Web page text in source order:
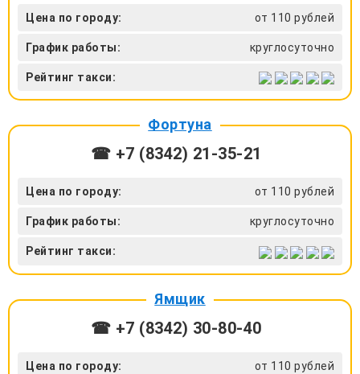
Цена по городу: от 110 рублей
График работы: круглосуточно
Рейтинг такси:
Фортуна
☎ +7 (8342) 21-35-21
Цена по городу: от 110 рублей
График работы: круглосуточно
Рейтинг такси:
Ямщик
☎ +7 (8342) 30-80-40
Цена по городу: от 110 рублей